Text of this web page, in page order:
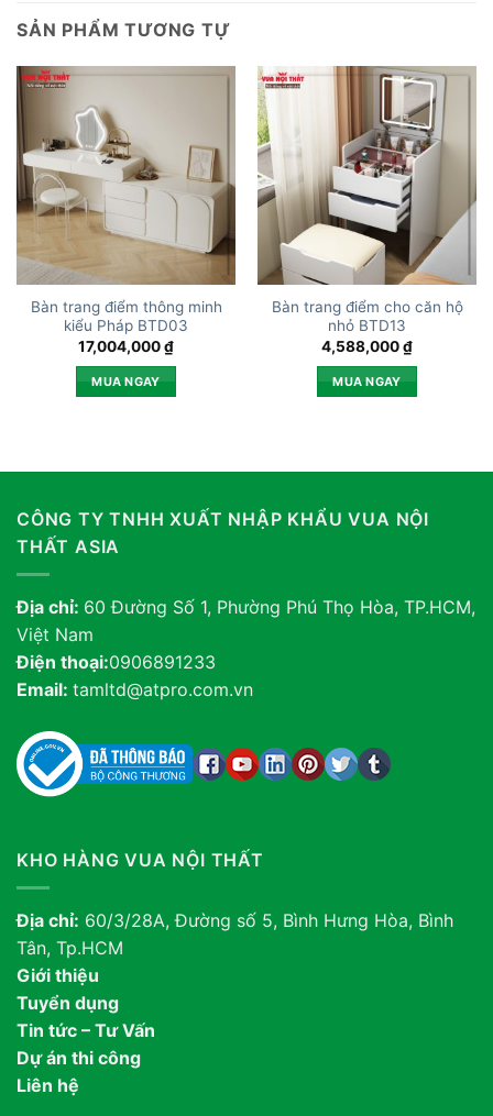
SẢN PHẨM TƯƠNG TỰ
Bàn trang điểm thông minh
kiểu Pháp BTD03
17,004,000₫
MUA NGAY
Bàn trang điểm cho căn hộ
nhỏ BTD13
4,588,000₫
MUA NGAY
CÔNG TY TNHH XUẤT NHẬP KHẨU VUA NỘI
THẤT ASIA
Địa chỉ: 60 Đường Số 1, Phường Phú Thọ Hòa, TP.HCM,
Việt Nam
Điện thoại:0906891233
Email: tamltd@atpro.com.vn
KHO HÀNG VUA NỘI THẤT
Địa chỉ: 60/3/28A, Đường số 5, Bình Hưng Hòa, Bình
Tân, Tp.HCM
Giới thiệu
Tuyển dụng
Tin tức – Tư Vấn
Dự án thi công
Liên hệ